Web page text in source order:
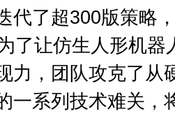
了超300版策略
了让仿生人形机器
力，团队攻克了从
一系列技术难关，